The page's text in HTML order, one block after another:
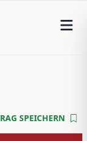
SPEICHERN